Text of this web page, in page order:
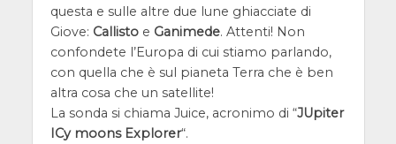
questa e sulle altre due lune ghiacciate di
Giove: Callistoe Ganimede. Attenti! Non
confondete l’Europa di cui stiamo parlando,
con quella che è sul pianeta Terra che è ben
altra cosa che un satellite!
La sonda si chiama Juice, acronimo di “JUpiter
ICy moons Explorer“.